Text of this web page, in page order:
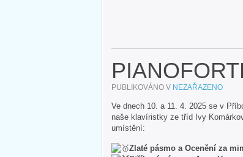
PUBLIKOVÁNO V NEZAŘAZENO
Ve dnech 10. a 11. 4. 2025 se v
naše klavíristky ze tříd Ivy
umístění:
Zlaté pásmo a Ocenění za